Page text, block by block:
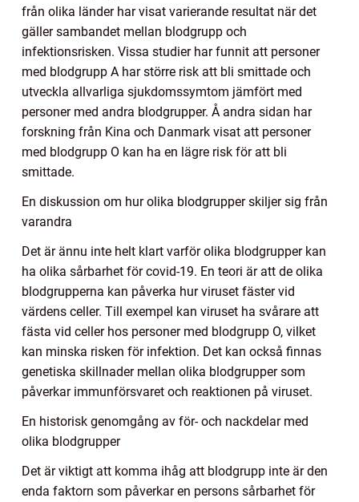
från olika länder har visat varierande resultat när det
gäller sambandet mellan blodgrupp och
infektionsrisken. Vissa studier har funnit att personer
med blodgrupp A har större risk att bli smittade och
utveckla allvarliga sjukdomssymtom jämfört med
personer med andra blodgrupper. Å andra sidan har
forskning från Kina och Danmark visat att personer
med blodgrupp O kan ha en lägre risk för att bli
smittade.
En diskussion om hur olika blodgrupper skiljer sig från
varandra
Det är ännu inte helt klart varför olika blodgrupper kan
ha olika sårbarhet för covid-19. En teori är att de olika
blodgrupperna kan påverka hur viruset fäster vid
värdens celler. Till exempel kan viruset ha svårare att
fästa vid celler hos personer med blodgrupp O, vilket
kan minska risken för infektion. Det kan också finnas
genetiska skillnader mellan olika blodgrupper som
påverkar immunförsvaret och reaktionen på viruset.
En historisk genomgång av för- och nackdelar med
olika blodgrupper
Det är viktigt att komma ihåg att blodgrupp inte är den
enda faktorn som påverkar en persons sårbarhet för